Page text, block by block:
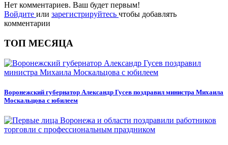
Нет комментариев. Ваш будет первым!
Войдите или зарегистрируйтесь чтобы добавлять
комментарии
ТОП МЕСЯЦА
Воронежский губернатор Александр Гусев поздравил министра Михаила
Москальцова с юбилеем